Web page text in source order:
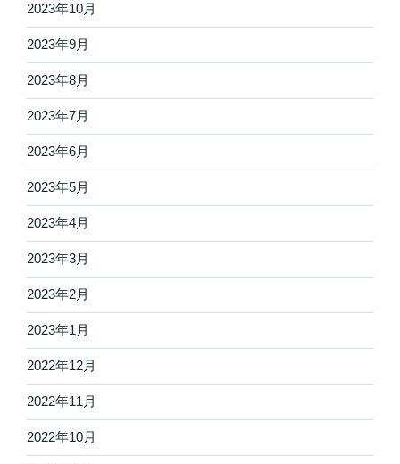
2023年10月
2023年9月
2023年8月
2023年7月
2023年6月
2023年5月
2023年4月
2023年3月
2023年2月
2023年1月
2022年12月
2022年11月
2022年10月